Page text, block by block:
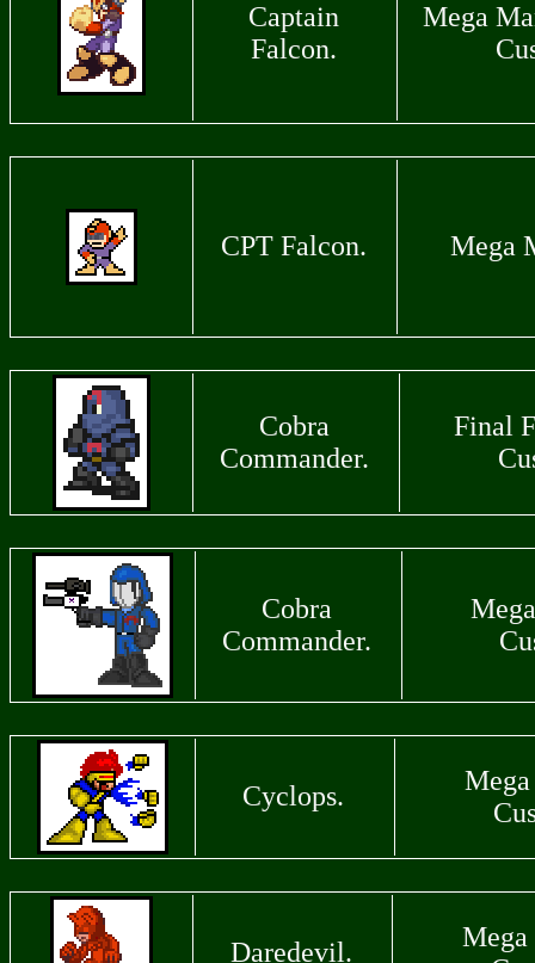
Captain
Falcon.
Mega
CPT Falcon. Mega
Cobra
Commander.
Final
Cobra
Commander.
Cyclops.
Daredevil.
Mega